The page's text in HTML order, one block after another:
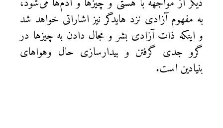
به مفهوم آزادی نزد هايدگر نيز اشاراتی خواهد شد
و اينكه ذات آزادی بشر و مجال دادن به چيزها در
گرو جدی گرفتن و بيدارسازی حال وهواهای
بنيادين است.